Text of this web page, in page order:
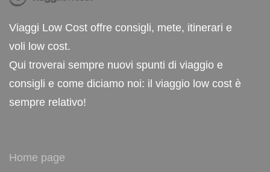
Viaggi Low Cost offre consigli, mete, itinerari e
voli low cost.
Qui troverai sempre nuovi spunti di viaggio e
consigli e come diciamo noi: il viaggio low cost è
sempre relativo!
Home page